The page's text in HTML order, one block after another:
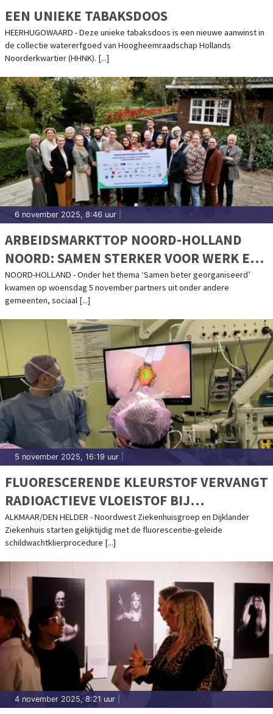
EEN UNIEKE TABAKSDOOS
HEERHUGOWAARD - Deze unieke tabaksdoos is een nieuwe aanwinst in
de collectie watererfgoed van Hoogheemraadschap Hollands
Noorderkwartier (HHNK). [...]
6 november 2025, 8:46 uur
ARBEIDSMARKTTOP NOORD-HOLLAND
NOORD: SAMEN STERKER VOOR WERK EN
ONTWIKKELING
NOORD-HOLLAND - Onder het thema ‘Samen beter georganiseerd’
kwamen op woensdag 5 november partners uit onder andere
gemeenten, sociaal [...]
5 november 2025, 16:19 uur
FLUORESCERENDE KLEURSTOF VERVANGT
RADIOACTIEVE VLOEISTOF BIJ
BORSTKANKEROPERATIE
ALKMAAR/DEN HELDER - Noordwest Ziekenhuisgroep en Dijklander
Ziekenhuis starten gelijktijdig met de fluorescentie-geleide
schildwachtklierprocedure [...]
4 november 2025, 8:21 uur